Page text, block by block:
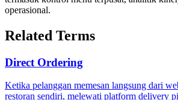
operasional.
Related Terms
Direct Ordering
Ketika pelanggan memesan langsung dari
restoran sendiri, melewati platform delivery